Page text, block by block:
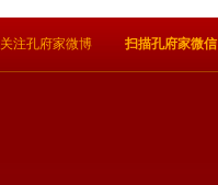
关注孔府家微博 扫描孔府家微信